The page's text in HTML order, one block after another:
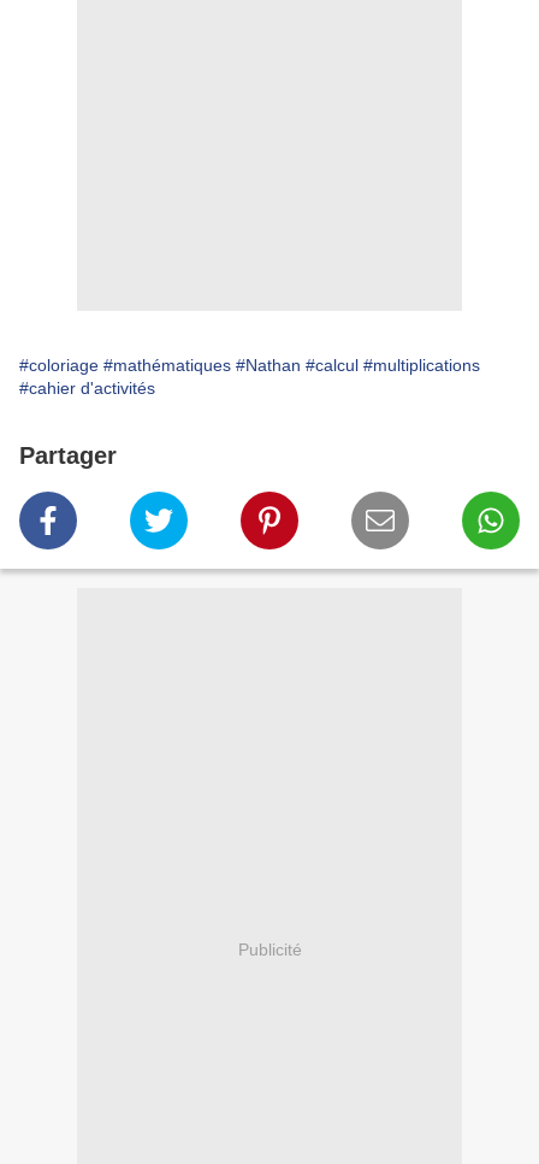
#coloriage #mathématiques #Nathan #calcul #multiplications
#cahier d'activités
Partager
Publicité